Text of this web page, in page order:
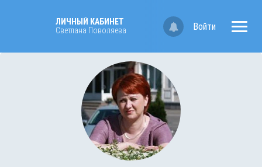
ЛИЧНЫЙ КАБИНЕТ
Светлана Поволяева
Войти